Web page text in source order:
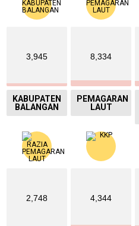
3,945
KABUPATEN
BALANGAN
8,334
PEMAGARAN
LAUT
2,748 4,344